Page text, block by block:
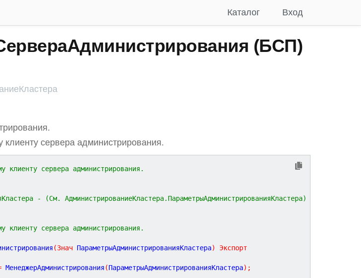
Вход
Каталог
(БСП)
клиенту сервера администрирования.
клиенту сервера администрирования.
- (См. АдминистрированиеКластера.ПараметрыАдминистрированияКластера)
сервера администрирования.
(Знач ПараметрыАдминистрированияКластера) Экспорт
МенеджерАдминистрирования (ПараметрыАдминистрированияКластера) ;